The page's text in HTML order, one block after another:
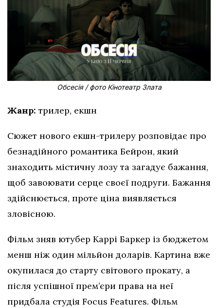
Обсесія / фото Кінотеатр Злата
Жанр: трилер, екшн
Сюжет нового екшн-трилеру розповідає про
безнадійного романтика Бейрон, який
знаходить містичну лозу та загадує бажання,
щоб завоювати серце своєї подруги. Бажання
здійснюється, проте ціна виявляється
зловісною.
Фільм зняв ютубер Каррі Баркер із бюджетом
менш ніж один мільйон доларів. Картина вже
окупилася до старту світового прокату, а
після успішної прем’єри права на неї
придбала студія Focus Features. Фільм